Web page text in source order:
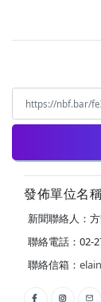
發佈單位名
新聞聯絡人：
聯絡電話：02-
聯絡信箱：